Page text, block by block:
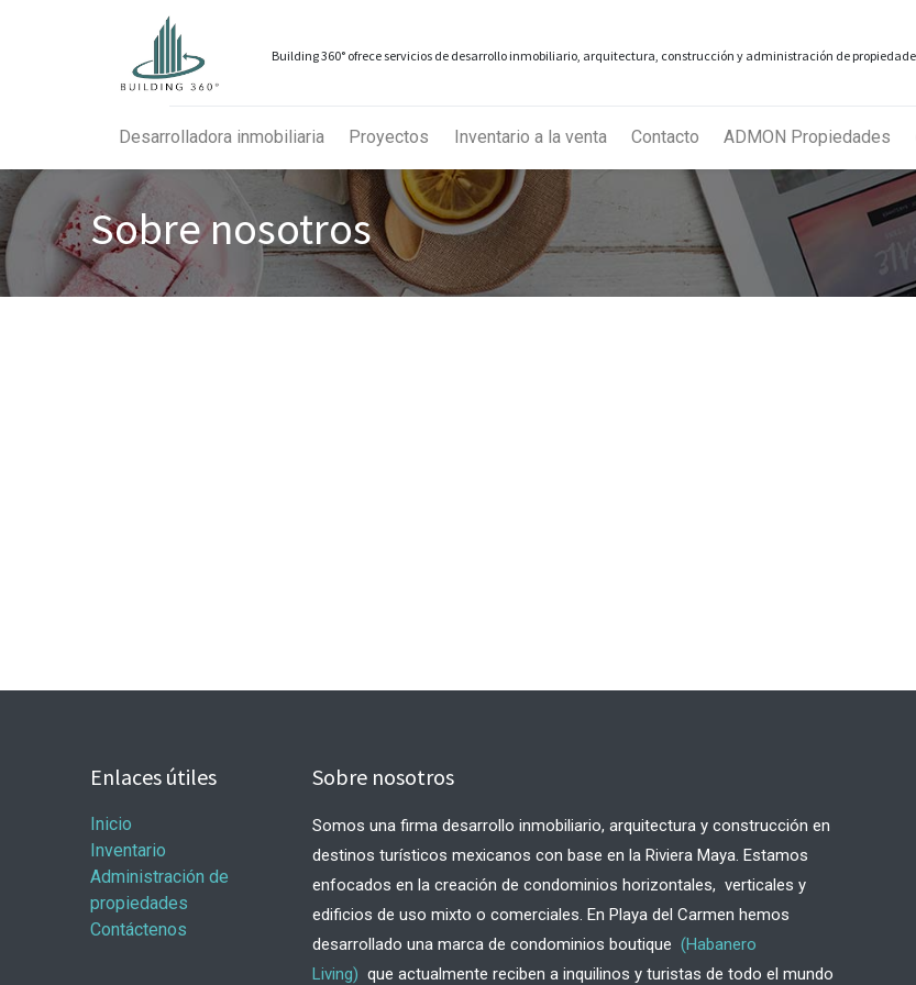
Building 360° ofrece servicios de desarrollo inmobiliario, arquitectura, construcción y administración de
Desarrolladora inmobiliaria Proyectos Inventario a la venta Contacto ADMON Propiedades
Sobre nosotros
Enlaces útiles
Inicio
Inventario
Administración de
propiedades
Contáctenos
Sobre nosotros
Somos una firma desarrollo inmobiliario, arquitectura y construcción en
destinos turísticos mexicanos con base en la Riviera Maya. Estamos
enfocados en la creación de condominios horizontales, verticales y
edificios de uso mixto o comerciales. En Playa del Carmen hemos
desarrollado una marca de condominios boutique (Habanero
Living) que actualmente reciben a inquilinos y turistas de todo el mundo